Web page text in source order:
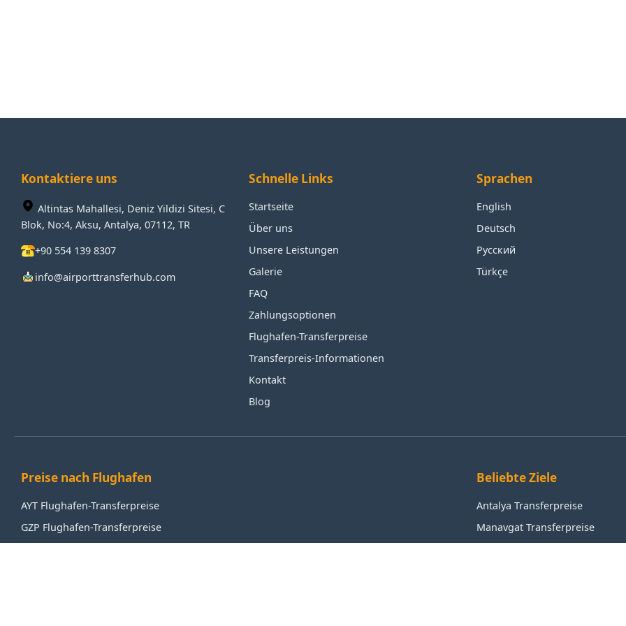
Kontaktiere uns
Altintas Mahallesi, Deniz Yildizi Sitesi, C
Blok, No:4, Aksu, Antalya, 07112, TR
+90 554 139 8307
info@airporttransferhub.com
Schnelle Links
Startseite
Über uns
Unsere Leistungen
Galerie
FAQ
Zahlungsoptionen
Flughafen-Transferpreise
Transferpreis-Informationen
Kontakt
Blog
Sprachen
English
Deutsch
Русский
Türkçe
Preise nach Flughafen
AYT Flughafen-Transferpreise
GZP Flughafen-Transferpreise
Beliebte Ziele
Antalya Transferpreise
Manavgat Transferpreise